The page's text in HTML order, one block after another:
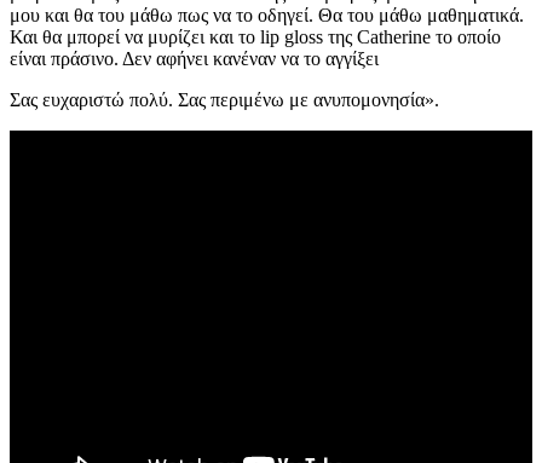
μου και θα του μάθω πως να το οδηγεί. Θα του μάθω μαθηματικά.
Και θα μπορεί να μυρίζει και το lip gloss της Catherine το οποίο
είναι πράσινο. Δεν αφήνει κανέναν να το αγγίξει
Σας ευχαριστώ πολύ. Σας περιμένω με ανυπομονησία».